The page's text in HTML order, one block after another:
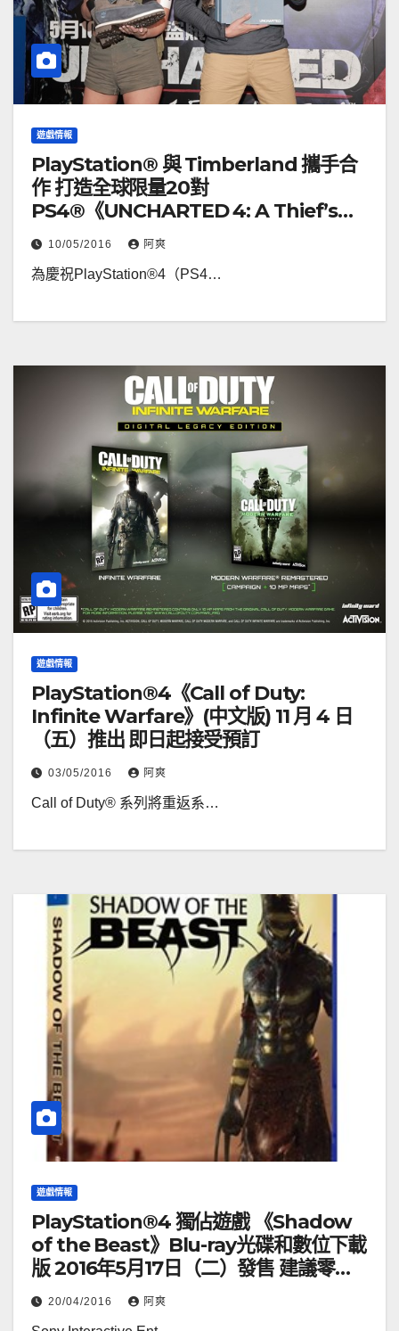
遊戲情報
PlayStation® 與 Timberland 攜手合
作 打造全球限量20對
PS4®《UNCHARTED 4: A Thief’s
End™》特別版6吋皮靴
10/05/2016 阿爽
為慶祝PlayStation®4（PS4…
遊戲情報
PlayStation®4《Call of Duty:
Infinite Warfare》(中文版) 11 月 4 日
（五）推出 即日起接受預訂
03/05/2016 阿爽
Call of Duty® 系列將重返系…
遊戲情報
PlayStation®4 獨佔遊戲 《Shadow
of the Beast》Blu-ray光碟和數位下載
版 2016年5月17日（二）發售 建議零售
價港幣148元
20/04/2016 阿爽